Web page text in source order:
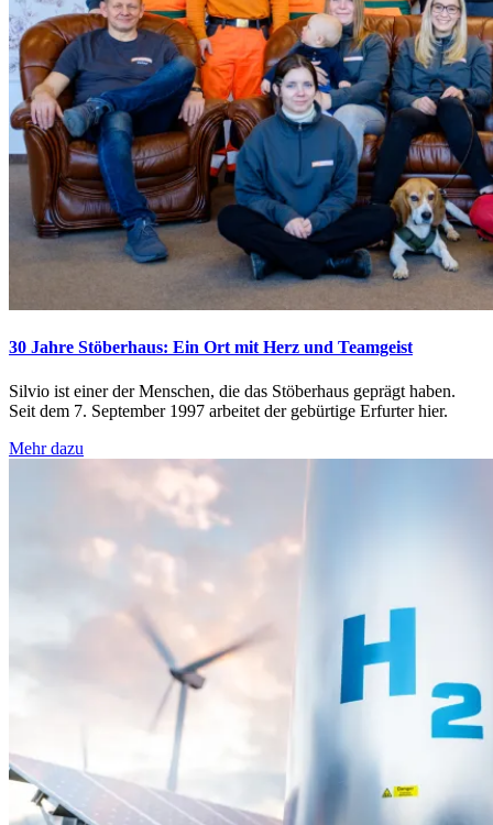
30 Jahre Stöberhaus: Ein Ort mit Herz und Teamgeist
Silvio ist einer der Menschen, die das Stöberhaus geprägt haben.
Seit dem 7. September 1997 arbeitet der gebürtige Erfurter hier.
Mehr dazu